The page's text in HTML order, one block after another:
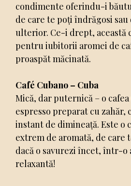
condimente oferindu-i
de care te poți îndrăgosi
ulterior. Ce-i drept, această
pentru iubitorii aromei de
proaspăt măcinată.
Café Cubano – Cuba
Mică, dar puternică – o
espresso preparat cu zahăr,
instant de dimineață. Este o
extrem de aromată, de care
dacă o savurezi încet, într-o
relaxantă!